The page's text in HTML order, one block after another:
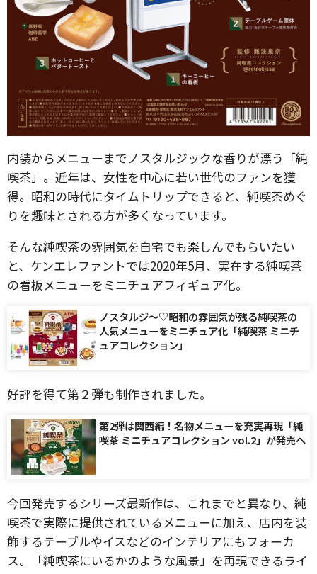
内装からメニューまでノスタルジックな香りが漂う「純
喫茶」。近年は、女性を中心に若い世代のファンを獲
得。昭和の時代にタイムトリップできると、純喫茶めぐ
りを趣味とされる方が多くなっています。
そんな純喫茶の雰囲気を自宅でも楽しんでもらいたい
と、ケンエレファントでは2020年5月、実在する純喫茶
の看板メニューをミニチュアフィギュア化。
ノスタルジ〜♡昭和の雰囲気が残る純喫茶の
人気メニューをミニチュア化「純喫茶 ミニチ
ュアコレクション」
好評を得て第２弾も制作されました。
第2弾は関西編！名物メニューを充実再現「純
喫茶 ミニチュアコレクション vol.2」が発売へ
今回発売するシリーズ最新作は、これまでと異なり、純
喫茶で実際に提供されているメニューに加え、店内を装
飾するテーブルやイスなどのインテリアにもフォーカ
ス。「純喫茶にいるかのような風景」を再現できるライ